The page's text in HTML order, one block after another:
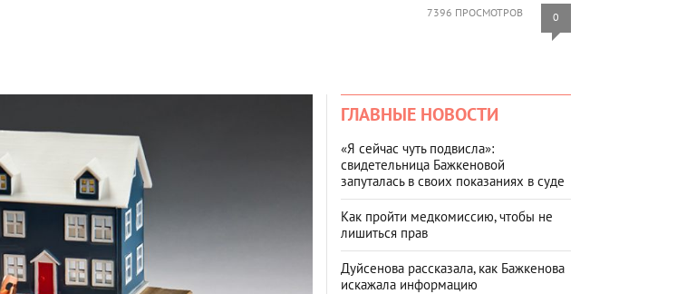
7396 ПРОСМОТРОВ 0
ГЛАВНЫЕ НОВОСТИ
«Я сейчас чуть подвисла»:
свидетельница Бажкеновой
запуталась в своих показаниях в суде
Как пройти медкомиссию, чтобы не
лишиться прав
Дуйсенова рассказала, как Бажкенова
искажала информацию